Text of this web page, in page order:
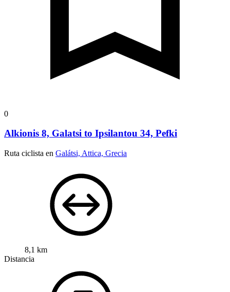
0
Alkionis 8, Galatsi to Ipsilantou 34, Pefki
Ruta ciclista en Galátsi, Attica, Grecia
8,1 km
Distancia